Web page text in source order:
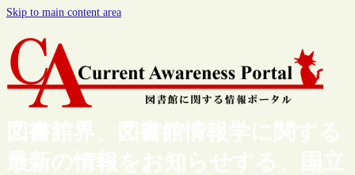
Skip to main content area
図書館界、図書館情報学に関する
最新の情報をお知らせする、国立